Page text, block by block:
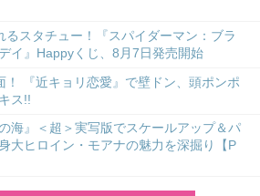
るスタチュー！『スパイダーマン：ブラ
イ』Happyくじ、8月7日発売開始
！ 『近キョリ恋愛』で壁ドン、頭ポンポ
ス!!
海』＜超＞実写版でスケールアップ＆パ
大ヒロイン・モアナの魅力を深掘り【P